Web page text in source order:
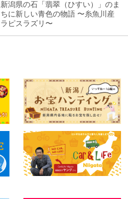
新潟県の石「翡翠（ひすい）」のま
ちに新しい青色の物語 〜糸魚川産
ラピスラズリ〜